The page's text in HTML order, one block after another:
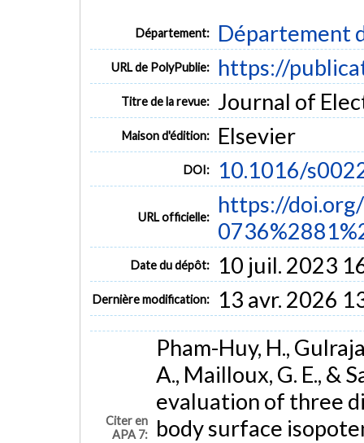
Département: Département
URL de PolyPublie: https://
Titre de la revue: Journal of
Maison d'édition: Elsevier
DOI: 10.1016/
URL officielle:
https://
Date du dépôt: 10 juil. 2023
Dernière modification: 13 avr. 2026
Citer en
APA 7:
Pham-Huy, H.,
A., Mailloux, G. E., &
evaluation of three
body surface